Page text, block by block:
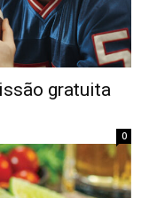
gratuita
0